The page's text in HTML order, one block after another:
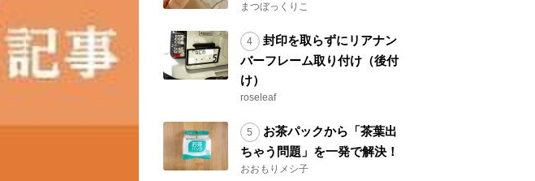
まつぼっくりこ
封印を取らずにリアナン
バーフレーム取り付け（後付
け）
roseleaf
お茶パックから「茶葉出
ちゃう問題」を一発で解決！
おおもりメシ子